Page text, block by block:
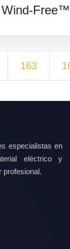
Wind-
163
especialistas en
eléctrico y
profesional.